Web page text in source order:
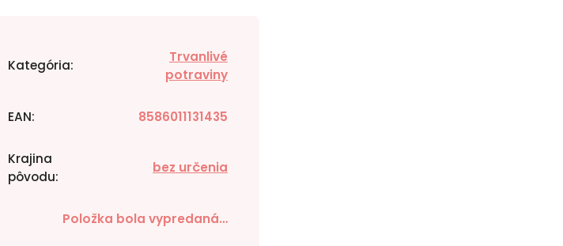
Kategória:
Trvanlivé
potraviny
EAN: 8586011131435
Krajina
pôvodu:
bez určenia
Položka bola vypredaná…